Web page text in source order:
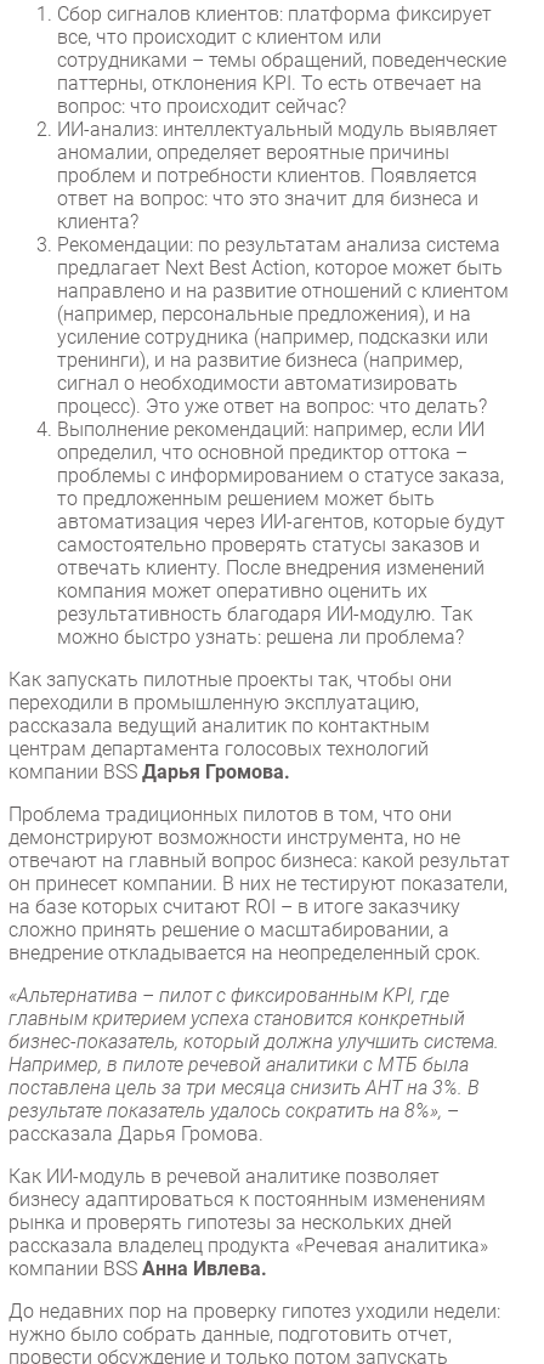
Сбор сигналов клиентов: платформа фиксирует
все, что происходит с клиентом или
сотрудниками – темы обращений, поведенческие
паттерны, отклонения KPI. То есть отвечает на
вопрос: что происходит сейчас?
ИИ-анализ: интеллектуальный модуль выявляет
аномалии, определяет вероятные причины
проблем и потребности клиентов. Появляется
ответ на вопрос: что это значит для бизнеса и
клиента?
Рекомендации: по результатам анализа система
предлагает Next Best Action, которое может быть
направлено и на развитие отношений с клиентом
(например, персональные предложения), и на
усиление сотрудника (например, подсказки или
тренинги), и на развитие бизнеса (например,
сигнал о необходимости автоматизировать
процесс). Это уже ответ на вопрос: что делать?
Выполнение рекомендаций: например, если ИИ
определил, что основной предиктор оттока –
проблемы с информированием о статусе заказа,
то предложенным решением может быть
автоматизация через ИИ-агентов, которые будут
самостоятельно проверять статусы заказов и
отвечать клиенту. После внедрения изменений
компания может оперативно оценить их
результативность благодаря ИИ-модулю. Так
можно быстро узнать: решена ли проблема?
Как запускать пилотные проекты так, чтобы они
переходили в промышленную эксплуатацию,
рассказала ведущий аналитик по контактным
центрам департамента голосовых технологий
компании BSS Дарья Громова.
Проблема традиционных пилотов в том, что они
демонстрируют возможности инструмента, но не
отвечают на главный вопрос бизнеса: какой результат
он принесет компании. В них не тестируют показатели,
на базе которых считают ROI – в итоге заказчику
сложно принять решение о масштабировании, а
внедрение откладывается на неопределенный срок.
«Альтернатива – пилот с фиксированным KPI, где
главным критерием успеха становится конкретный
бизнес-показатель, который должна улучшить система.
Например, в пилоте речевой аналитики с МТБ была
поставлена цель за три месяца снизить AHT на 3%. В
результате показатель удалось сократить на 8%», –
рассказала Дарья Громова.
Как ИИ-модуль в речевой аналитике позволяет
бизнесу адаптироваться к постоянным изменениям
рынка и проверять гипотезы за нескольких дней
рассказала владелец продукта «Речевая аналитика»
компании BSS Анна Ивлева.
До недавних пор на проверку гипотез уходили недели:
нужно было собрать данные, подготовить отчет,
провести обсуждение и только потом запускать